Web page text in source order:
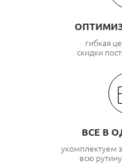
гибкая
скидки
ВСЕ В
укомплектуем
всю